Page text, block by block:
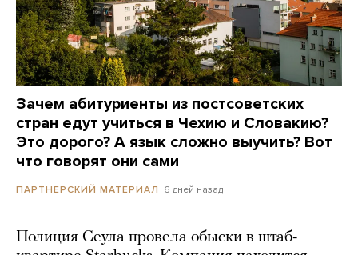
Зачем абитуриенты из постсоветских
стран едут учиться в Чехию и Словакию?
Это дорого? А язык сложно выучить? Вот
что говорят они сами
ПАРТНЕРСКИЙ МАТЕРИАЛ 6 дней назад
Полиция Сеула провела обыски в штаб-